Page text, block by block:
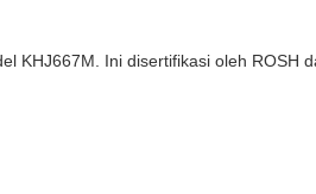
KHJ667M. Ini disertifikasi oleh ROSH